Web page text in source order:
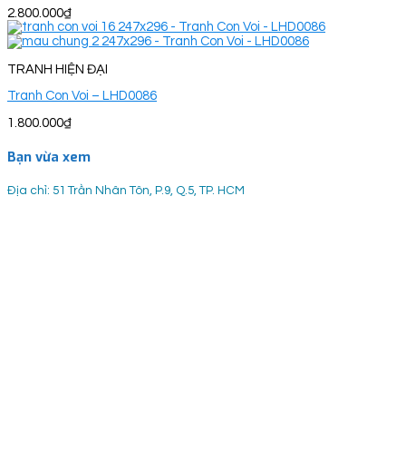
2.800.000₫
TRANH HIỆN ĐẠI
Tranh Con Voi – LHD0086
1.800.000₫
Bạn vừa xem
Địa chỉ: 51 Trần Nhân Tôn, P.9, Q.5, TP. HCM